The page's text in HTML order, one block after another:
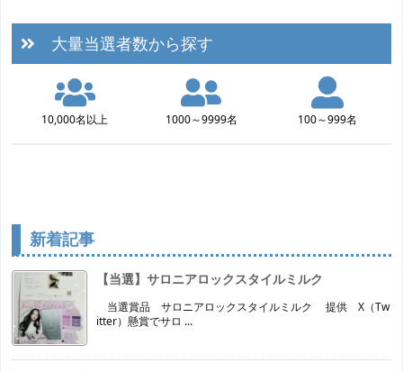
大量当選者数から探す
10,000名以上 1000～9999名 100～999名
新着記事
【当選】サロニアロックスタイルミルク
当選賞品 サロニアロックスタイルミルク 提供 X（Tw
itter）懸賞でサロ ...